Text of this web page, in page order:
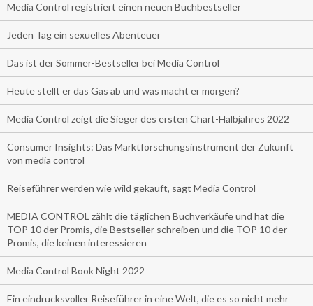
Media Control registriert einen neuen Buchbestseller
Jeden Tag ein sexuelles Abenteuer
Das ist der Sommer-Bestseller bei Media Control
Heute stellt er das Gas ab und was macht er morgen?
Media Control zeigt die Sieger des ersten Chart-Halbjahres 2022
Consumer Insights: Das Marktforschungsinstrument der Zukunft
von media control
Reiseführer werden wie wild gekauft, sagt Media Control
MEDIA CONTROL zählt die täglichen Buchverkäufe und hat die
TOP 10 der Promis, die Bestseller schreiben und die TOP 10 der
Promis, die keinen interessieren
Media Control Book Night 2022
Ein eindrucksvoller Reiseführer in eine Welt, die es so nicht mehr